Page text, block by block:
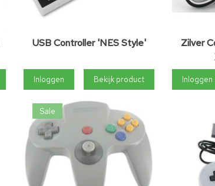
USB Controller 'NES Style'
Inloggen Bekijk product
Zilver
Inloggen
Sale